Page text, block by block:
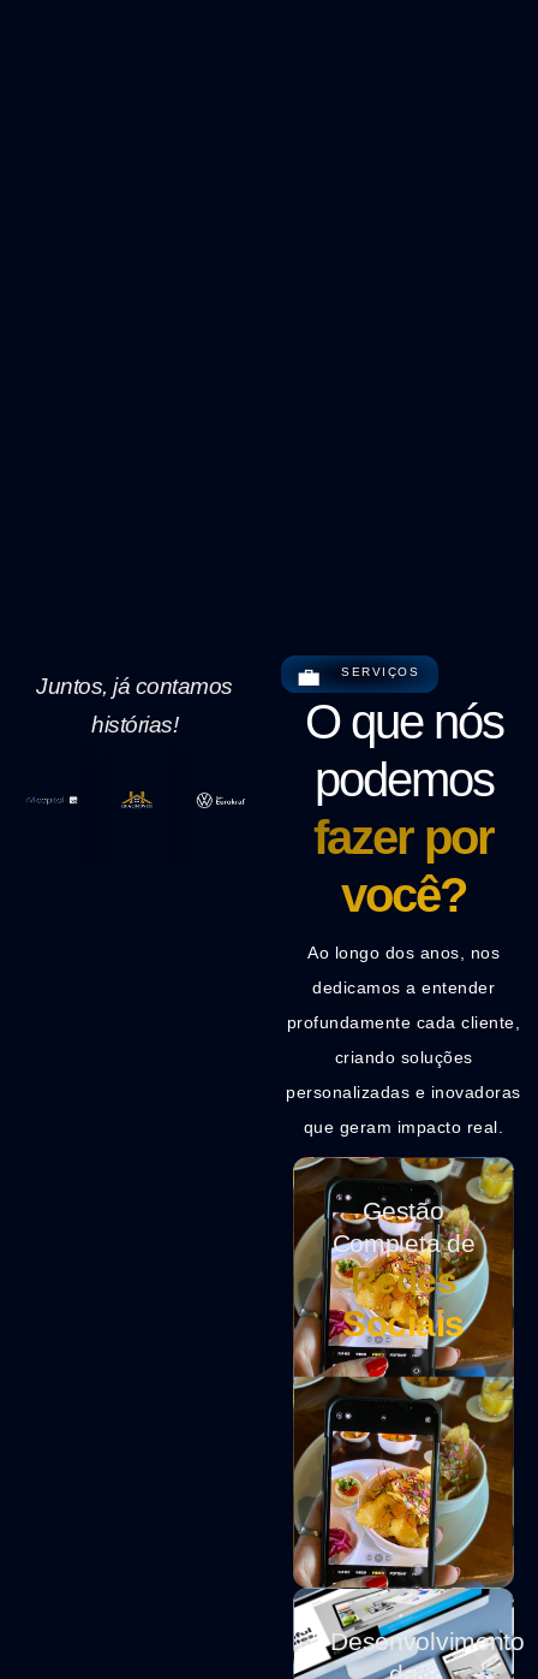
Juntos, já contamos
histórias!
💼 SERVIÇOS
O que nós
podemos
fazer por
você?
Ao longo dos anos, nos
dedicamos a entender
profundamente cada cliente,
criando soluções
personalizadas e inovadoras
que geram impacto real.
Gestão
Completa de
Redes
Sociais
Desenvolvimento